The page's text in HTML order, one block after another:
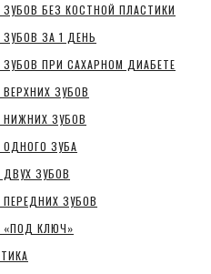
БЕЗ КОСТНОЙ ПЛАСТИКИ
ЗА 1 ДЕНЬ
ПРИ САХАРНОМ ДИАБЕТЕ
ЗУБОВ
ЗУБОВ
ЗУБА
ЗУБОВ
ЗУБОВ
КЛЮЧ»